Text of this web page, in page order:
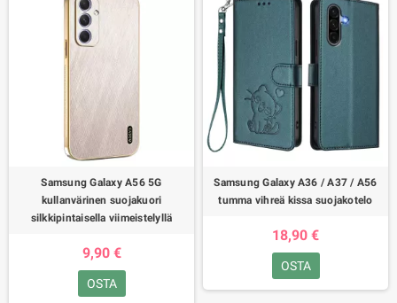
Samsung Galaxy A56 5G
kullanvärinen suojakuori
silkkipintaisella viimeistelyllä
9,90 €
OSTA
Samsung Galaxy A36 / A37 / A56
tumma vihreä kissa suojakotelo
18,90 €
OSTA